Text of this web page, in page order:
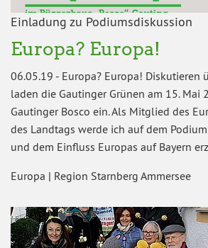
Einladung zu Podiumsdiskussion
Europa? Europa!
06.05.19 - Europa? Europa! Diskutieren
laden die Gautinger Grünen am 15. Mai
Gautinger Bosco ein. Als Mitglied des
des Landtags werde ich auf dem
und dem Einfluss Europas auf Bayern
Europa | Region Starnberg Ammersee